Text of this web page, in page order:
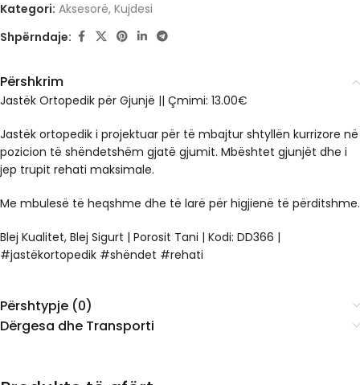
Kategori: Aksesorë, Kujdesi
Shpërndaje:
Përshkrim
Jastëk Ortopedik për Gjunjë || Çmimi: 13.00€
Jastëk ortopedik i projektuar për të mbajtur shtyllën kurrizore në
pozicion të shëndetshëm gjatë gjumit. Mbështet gjunjët dhe i
jep trupit rehati maksimale.
Me mbulesë të heqshme dhe të larë për higjienë të përditshme.
Blej Kualitet, Blej Sigurt | Porosit Tani | Kodi: DD366 |
#jastëkortopedik #shëndet #rehati
Përshtypje (0)
Dërgesa dhe Transporti